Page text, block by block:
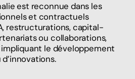
est reconnue dans les
et contractuels
restructurations, capital-
ou collaborations,
le développement